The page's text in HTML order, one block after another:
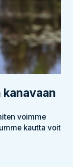
voimme
kautta voit